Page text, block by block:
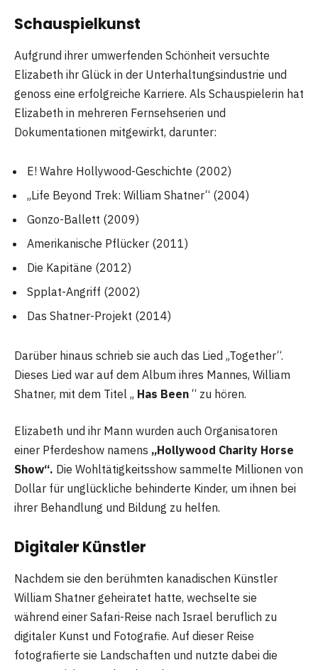
Schauspielkunst
Aufgrund ihrer umwerfenden Schönheit versuchte
Elizabeth ihr Glück in der Unterhaltungsindustrie und
genoss eine erfolgreiche Karriere. Als Schauspielerin hat
Elizabeth in mehreren Fernsehserien und
Dokumentationen mitgewirkt, darunter:
E! Wahre Hollywood-Geschichte (2002)
„Life Beyond Trek: William Shatner“ (2004)
Gonzo-Ballett (2009)
Amerikanische Pflücker (2011)
Die Kapitäne (2012)
Spplat-Angriff (2002)
Das Shatner-Projekt (2014)
Darüber hinaus schrieb sie auch das Lied „Together“.
Dieses Lied war auf dem Album ihres Mannes, William
Shatner, mit dem Titel „ Has Been “ zu hören.
Elizabeth und ihr Mann wurden auch Organisatoren
einer Pferdeshow namens „Hollywood Charity Horse
Show“. Die Wohltätigkeitsshow sammelte Millionen von
Dollar für unglückliche behinderte Kinder, um ihnen bei
ihrer Behandlung und Bildung zu helfen.
Digitaler Künstler
Nachdem sie den berühmten kanadischen Künstler
William Shatner geheiratet hatte, wechselte sie
während einer Safari-Reise nach Israel beruflich zu
digitaler Kunst und Fotografie. Auf dieser Reise
fotografierte sie Landschaften und nutzte dabei die